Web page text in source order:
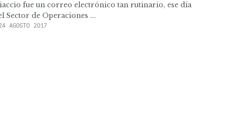
fue un correo electrónico tan rutinario, ese día
Sector de Operaciones ...
AGOSTO 2017